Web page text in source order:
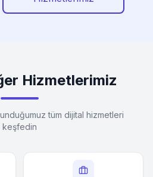
Hizmetlerimiz
tüm dijital hizmetleri
keşfedin